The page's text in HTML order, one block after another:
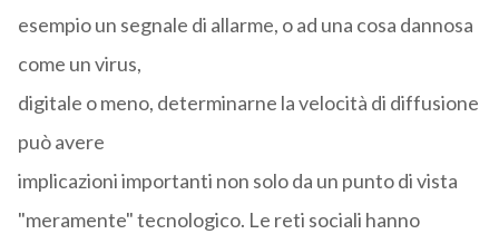
esempio un segnale di allarme, o ad una cosa dannosa
come un virus,
digitale o meno, determinarne la velocità di diffusione
può avere
implicazioni importanti non solo da un punto di vista
"meramente" tecnologico. Le reti sociali hanno